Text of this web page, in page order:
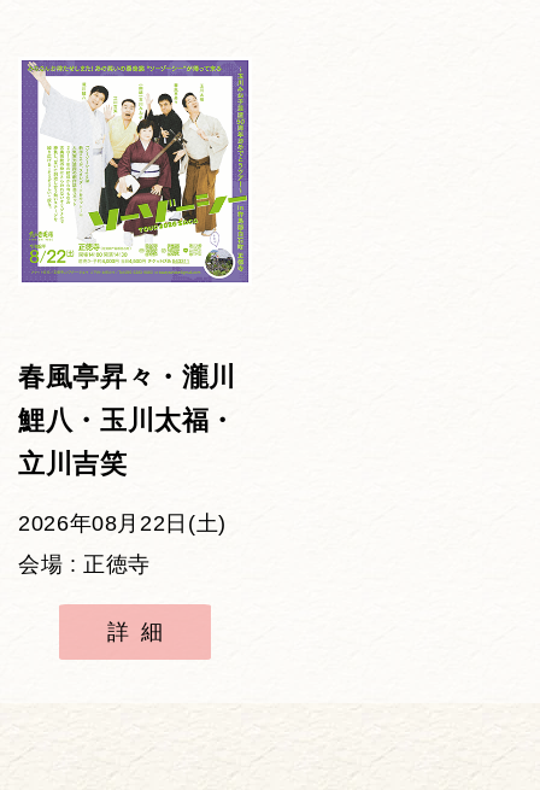
春風亭昇々・瀧川
鯉八・玉川太福・
立川吉笑
2026年08月22日(土)
会場 : 正徳寺
詳細